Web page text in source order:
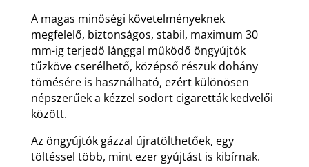
A magas minőségi követelményeknek
megfelelő, biztonságos, stabil, maximum 30
mm-ig terjedő lánggal működő öngyújtók
tűzköve cserélhető, középső részük dohány
tömésére is használható, ezért különösen
népszerűek a kézzel sodort cigaretták kedvelői
között.
Az öngyújtók gázzal újratölthetőek, egy
töltéssel több, mint ezer gyújtást is kibírnak.